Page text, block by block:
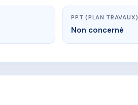
PPT (PLAN TRAVAUX)
Non concerné